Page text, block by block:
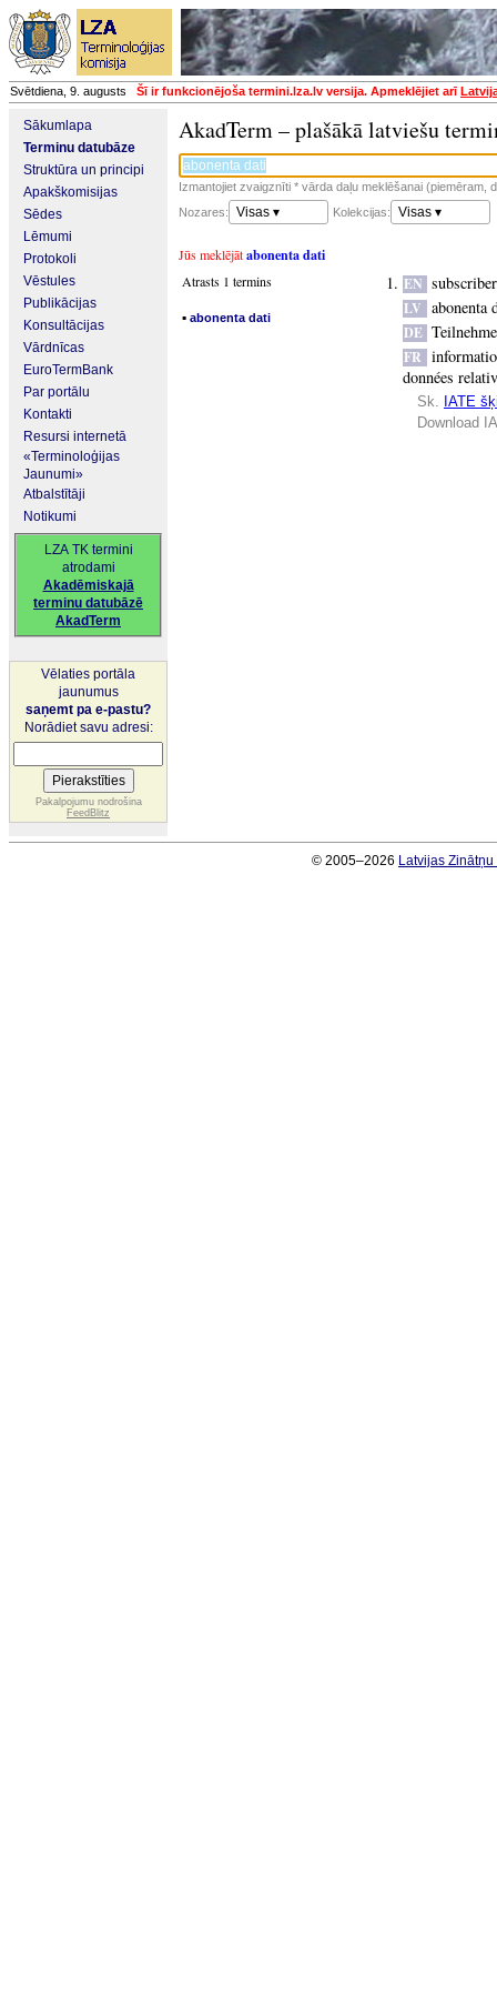
Svētdiena, 9. augusts Šī ir funkcionējoša termini.lza.lv versija. Apmeklējiet arī
Sākumlapa
Terminu datubāze
Struktūra un principi
Apakškomisijas
Sēdes
Lēmumi
Protokoli
Vēstules
Publikācijas
Konsultācijas
Vārdnīcas
EuroTermBank
Par portālu
Kontakti
Resursi internetā
«Terminoloģijas
Jaunumi»
Atbalstītāji
Notikumi
LZA TK termini
atrodami
Akadēmiskajā
terminu datubāzē
AkadTerm
Vēlaties portāla
jaunumus
saņemt pa e-pastu?
Norādiet savu adresi:
Pakalpojumu nodrošina
FeedBlitz
AkadTerm – plašākā latviešu
Izmantojiet zvaigznīti * vārda daļu meklēšanai (piemēram,
Nozares:
Visas ▾ Kolekcijas: Visas ▾
Jūs meklējātabonenta dati
Atrasts 1 termins
▪ abonenta dati
EN
LV abonenta
DE
FR
données
Sk. IATE
Download
© 2005–2026 Latvijas